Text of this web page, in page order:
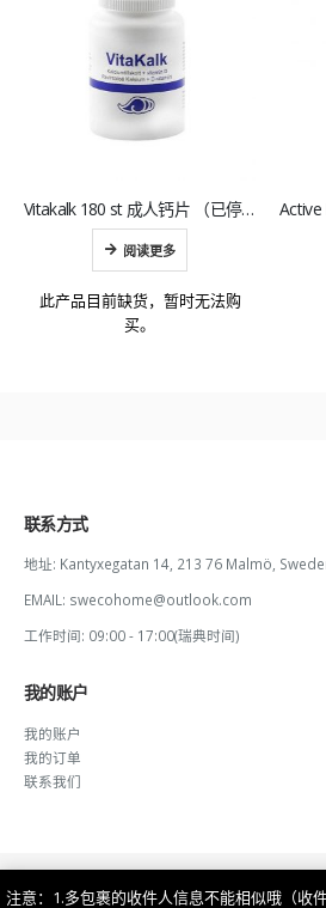
Vitakalk 180 st 成人钙片 （已停产）
阅读更多
此产品目前缺货，暂时无法购
联系方式
地址: Kantyxegatan 14, 213 76 Malmö,
EMAIL: swecohome@outlook.com
工作时间: 09:00 - 17:00(瑞典时间)
我的账户
我的账户
我的订单
联系我们
注意：1.多包裹的收件人信息不能相似哦（收